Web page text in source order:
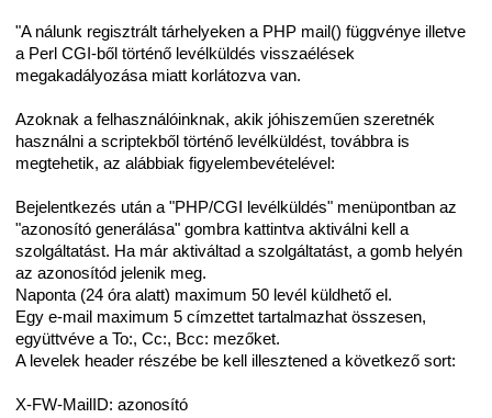
"A nálunk regisztrált tárhelyeken a PHP mail() függvénye illetve
a Perl CGI-ből történő levélküldés visszaélések
megakadályozása miatt korlátozva van.
Azoknak a felhasználóinknak, akik jóhiszeműen szeretnék
használni a scriptekből történő levélküldést, továbbra is
megtehetik, az alábbiak figyelembevételével:
Bejelentkezés után a "PHP/CGI levélküldés" menüpontban az
"azonosító generálása" gombra kattintva aktiválni kell a
szolgáltatást. Ha már aktiváltad a szolgáltatást, a gomb helyén
az azonosítód jelenik meg.
Naponta (24 óra alatt) maximum 50 levél küldhető el.
Egy e-mail maximum 5 címzettet tartalmazhat összesen,
együttvéve a To:, Cc:, Bcc: mezőket.
A levelek header részébe be kell illesztened a következő sort:
X-FW-MailID: azonosító